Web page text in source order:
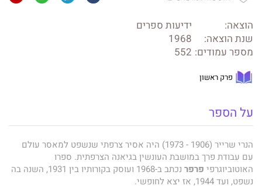
הוצאה:
ידיעות ספרים
שנת הוצאה:
1968
מספר עמודים: 552
פרק ראשון
על הספר
הנרי שרייר (1906 - 1973) היה אסיר צרפתי שנשפט למאסר עולם
עם עבודת פרך במושבת העונשין בגיאנה הצרפתית. ספרו
האוטוביוגרפי פרפר
נכתב ב-1968 ועוסק בקורותיו בין 1931, השנה בה
נשפט, ועד 1944, אז יצא לחופשי.